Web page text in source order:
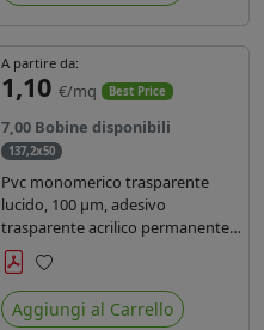
A partire da:
1,10 €/mq Best Price
7,00 Bobine disponibili
137,2x50
Pvc monomerico trasparente
lucido, 100 µm, adesivo
trasparente acrilico permanente
durata 3 anni, liner in carta kraft
monosiliconata da 135 gr, REACH
compliant per stampa con
inchiostri solvente ecosolvente uv
Preferiti
Aggiungi al Carrello